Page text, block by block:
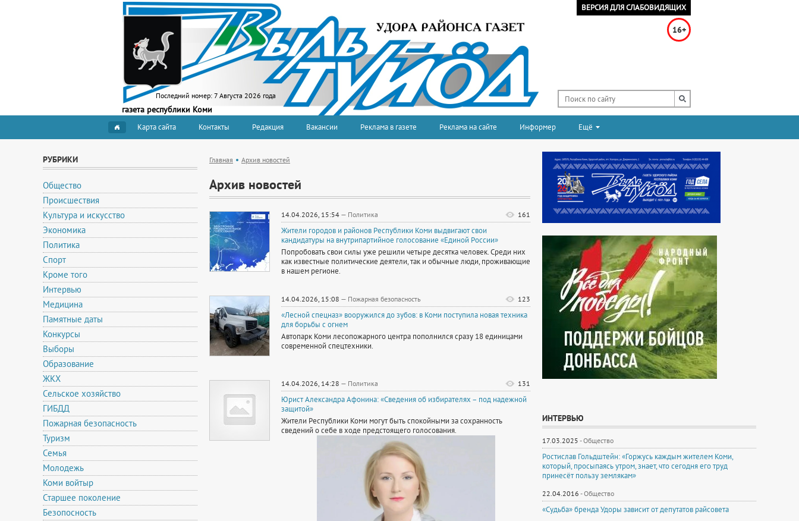
ВЕРСИЯ ДЛЯ СЛАБОВИДЯЩИХ
Последний номер: 7 Августа 2026 года
16+
газета республики Коми
Карта сайта Контакты Редакция Вакансии Реклама в газете Реклама на сайте Информер Ещё
РУБРИКИ
Общество
Происшествия
Культура и искусство
Экономика
Политика
Спорт
Кроме того
Интервью
Медицина
Памятные даты
Конкурсы
Выборы
Образование
ЖКХ
Сельское хозяйство
ГИБДД
Пожарная безопасность
Туризм
Семья
Молодежь
Коми войтыр
Старшее поколение
Безопосность
Главная Архив новостей
Архив новостей
161
14.04.2026, 15:54 — Политика
Жители городов и районов Республики Коми выдвигают свои
кандидатуры на внутрипартийное голосование «Единой России»
Попробовать свои силы уже решили четыре десятка человек. Среди них
как известные политические деятели, так и обычные люди, проживающие
в нашем регионе.
123
14.04.2026, 15:08 — Пожарная безопасность
«Лесной спецназ» вооружился до зубов: в Коми поступила новая техника
для борьбы с огнем
Автопарк Коми лесопожарного центра пополнился сразу 18 единицами
современной спецтехники.
131
14.04.2026, 14:28 — Политика
Юрист Александра Афонина: «Сведения об избирателях – под надежной
защитой»
Жители Республики Коми могут быть спокойными за сохранность
сведений о себе в ходе предстоящего голосования.
ИНТЕРВЬЮ
17.03.2025 -Общество
Ростислав Гольдштейн: «Горжусь каждым жителем Коми,
который, просыпаясь утром, знает, что сегодня его труд
принесёт пользу землякам»
22.04.2016 -Общество
«Судьба» бренда Удоры зависит от депутатов райсовета